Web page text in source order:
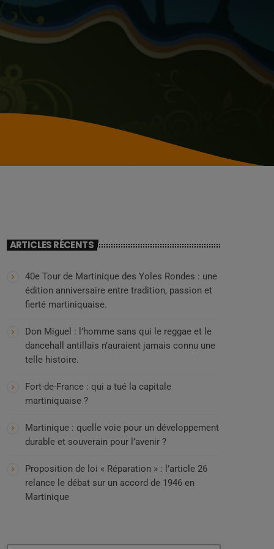
ARTICLES RÉCENTS
40e Tour de Martinique des Yoles Rondes : une
édition anniversaire entre tradition, passion et
fierté martiniquaise.
Don Miguel : l’homme sans qui le reggae et le
dancehall antillais n’auraient jamais connu une
telle histoire.
Fort-de-France : qui a tué la capitale
martiniquaise ?
Martinique : quelle voie pour un développement
durable et souverain pour l’avenir ?
Proposition de loi « Réparation » : l’article 26
relance le débat sur un accord de 1946 en
Martinique